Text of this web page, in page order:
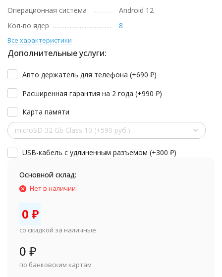
Операционная система
Android 12
Кол-во ядер
8
Все характеристики
Дополнительные услуги:
Авто держатель для телефона (+690 ₽)
Расширенная гарантия на 2 года (+990 ₽)
Карта памяти
microSD 32 Gb Class 10 (+590 руб.)
USB-кабель с удлиненным разъемом (+300 ₽)
Основной склад:
Нет в наличии
0 ₽
со скидкой за наличные
0 ₽
по банковским картам